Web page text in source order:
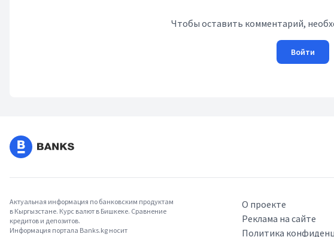
Чтобы оставить комментарий,
Войти
Актуальная информация по банковским продуктам
в Кыргызстане. Курс валют в Бишкеке. Сравнение
кредитов и депозитов.
Информация портала Banks.kg носит
О проекте
Реклама на сайте
Политика